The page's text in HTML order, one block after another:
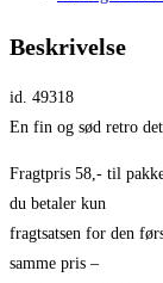
Beskrivelse
id. 49318
En fin og sød retro
Fragtpris 58,- til
du betaler kun
fragtsatsen for den
samme pris –